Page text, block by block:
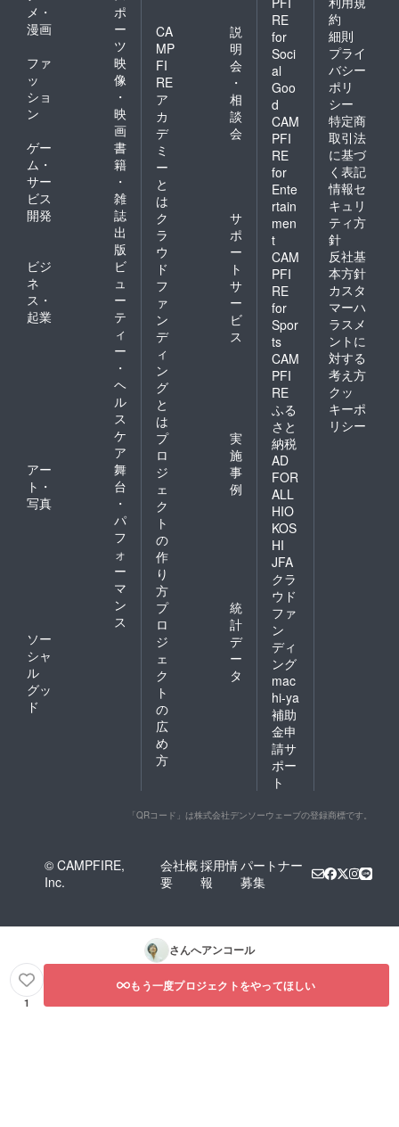
メ・
漫画
ポ
ー
ツ
ファ
ッ
ショ
ン
映
像
・
映
画
ゲー
ム・
サー
ビス
開発
書
籍
・
雑
誌
出
版
ビジ
ネ
ス・
起業
ビ
ュ
ー
テ
ィ
ー
・
ヘ
ル
ス
ケ
ア
アー
ト・
写真
舞
台
・
パ
フ
ォ
ー
マ
ン
ス
ソー
シャ
ル
グッ
ド
CA
MP
FI
RE
ア
カ
デ
ミ
ー
と
は
説
明
会
・
相
談
会
ク
ラ
ウ
ド
フ
ァ
ン
デ
ィ
ン
グ
と
は
サ
ポ
ー
ト
サ
ー
ビ
ス
プ
ロ
ジ
ェ
ク
ト
の
作
り
方
実
施
事
例
プ
ロ
ジ
ェ
ク
ト
の
広
め
方
統
計
デ
ー
タ
RE
for
Soci
al
Goo
d
CAM
PFI
RE
for
Ente
rtain
men
t
CAM
PFI
RE
for
Spor
ts
CAM
PFI
RE
ふる
さと
納税
AD
FOR
ALL
HIO
KOS
HI
JFA
クラ
ウド
ファ
ン
ディ
ング
mac
hi-ya
補助
金申
請サ
ポー
ト
約
細則
プライ
バシー
ポリ
シー
特定商
取引法
に基づ
く表記
情報セ
キュリ
ティ方
針
反社基
本方針
カスタ
マーハ
ラスメ
ントに
対する
考え方
クッ
キーポ
リシー
「QRコード」は株式会社デンソーウェーブの登録商標です。
© CAMPFIRE,
Inc.
会社概
要
採用情
報
パートナー
募集
さんへアンコール
1
もう一度プロジェクトをやってほしい